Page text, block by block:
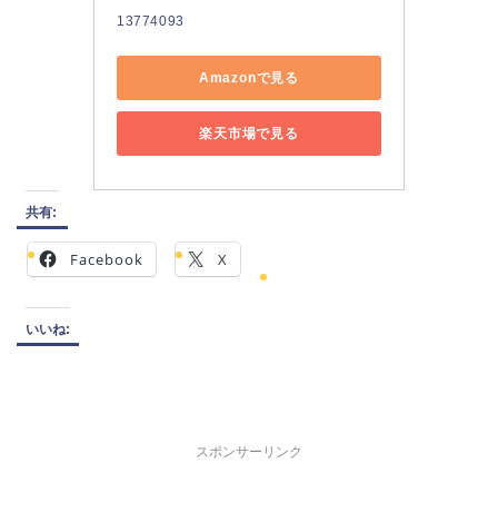
13774093
Amazonで見る
楽天市場で見る
共有:
Facebook X
いいね:
スポンサーリンク